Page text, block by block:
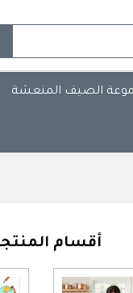
الصيف المنعشة
أقسام